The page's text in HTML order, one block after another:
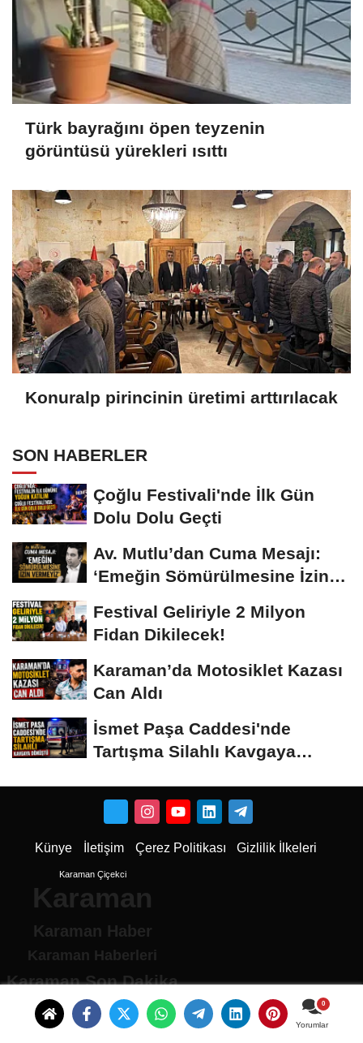
Yorumlar
Türk bayrağını öpen teyzenin
görüntüsü yürekleri ısıttı
Konuralp pirincinin üretimi arttırılacak
SON HABERLER
Çoğlu Festivali'nde İlk Gün
Dolu Dolu Geçti
Av. Mutlu’dan Cuma Mesajı:
‘Emeğin Sömürülmesine İzin
Festival Geliriyle 2 Milyon
Fidan Dikilecek!
Karaman’da Motosiklet Kazası
Can Aldı
İsmet Paşa Caddesi'nde
Tartışma Silahlı Kavgaya
Künye İletişim Çerez Politikası Gizlilik İlkeleri
Karaman Çiçekci
Karaman
Karaman Haber
Karaman Haberleri
Karaman Son Dakika
Karaman son dakika Haberleri
Karamandan haberler